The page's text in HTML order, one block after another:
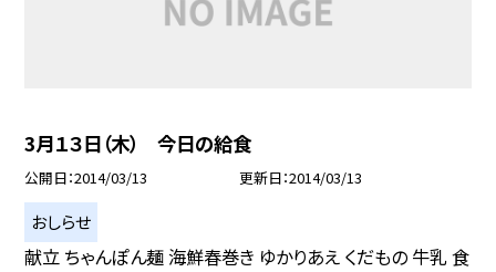
3月１３日（木） 今日の給食
公開日 2014/03/13 更新日 2014/03/13
おしらせ
献立 ちゃんぽん麺 海鮮春巻き ゆかりあえ くだもの 牛乳 食